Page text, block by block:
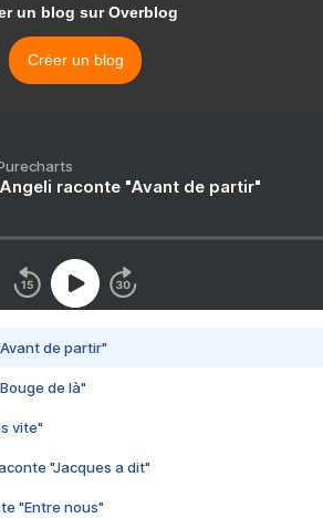
un blog sur Overblog
Créer un blog
Angeli raconte "Avant de partir"
de partir"
de là"
vite"
"Jacques a dit"
"Entre nous"